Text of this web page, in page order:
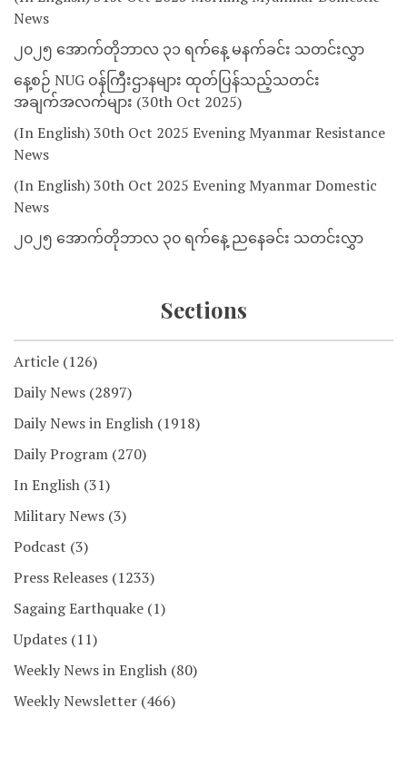
News
၂၀၂၅ အောက်တိုဘာလ ၃၁ ရက်နေ့ မနက်ခင်း သတင်းလွှာ
နေ့စဉ် NUG ဝန်ကြီးဌာနများ ထုတ်ပြန်သည့်သတင်း
အချက်အလက်များ (30th Oct 2025)
(In English) 30th Oct 2025 Evening Myanmar Resistance
News
(In English) 30th Oct 2025 Evening Myanmar Domestic
News
၂၀၂၅ အောက်တိုဘာလ ၃၀ ရက်နေ့ ညနေခင်း သတင်းလွှာ
Sections
Article (126)
Daily News (2897)
Daily News in English (1918)
Daily Program (270)
In English (31)
Military News (3)
Podcast (3)
Press Releases (1233)
Sagaing Earthquake (1)
Updates (11)
Weekly News in English (80)
Weekly Newsletter (466)